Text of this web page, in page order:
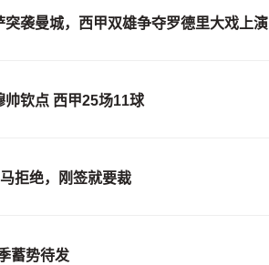
袭曼城，西甲双雄争夺罗德里大戏上演
钦点 西甲25场11球
拒绝，刚签就要裁
蓄势待发